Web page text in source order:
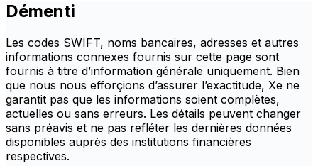
Démenti
Les codes SWIFT, noms bancaires, adresses et autres
informations connexes fournis sur cette page sont
fournis à titre d’information générale uniquement. Bien
que nous nous efforçions d’assurer l’exactitude, Xe ne
garantit pas que les informations soient complètes,
actuelles ou sans erreurs. Les détails peuvent changer
sans préavis et ne pas refléter les dernières données
disponibles auprès des institutions financières
respectives.